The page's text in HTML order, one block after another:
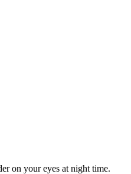
on your eyes at night time.